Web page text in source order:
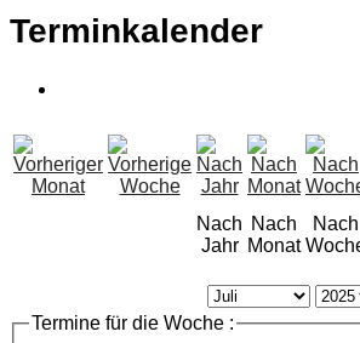
Terminkalender
Nach
Jahr
Nach
Monat
Nach
Termine für die Woche :